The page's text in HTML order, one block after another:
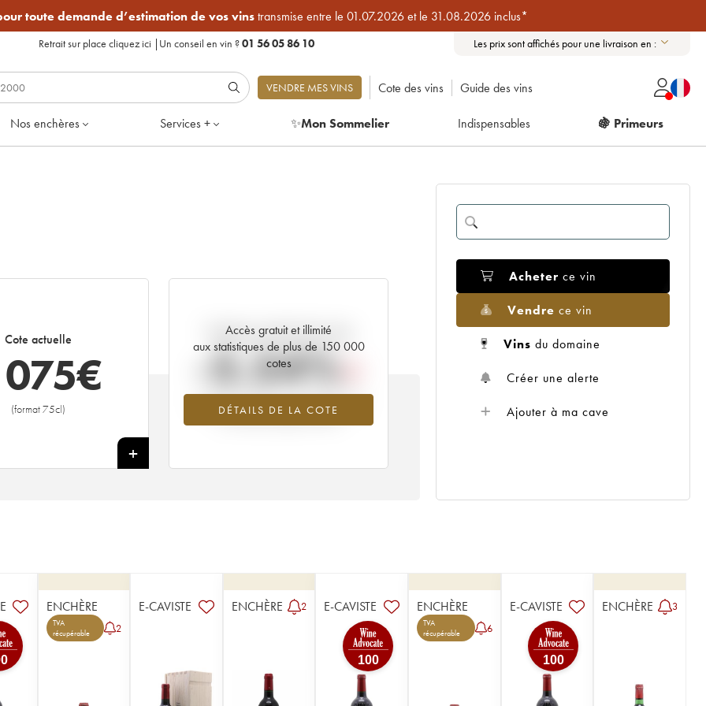
toute demande d’estimation de vos vinstransmise entre le 01.07.2026 et le 31.08.2026 inclus*
Retrait sur place cliquez ici | Un conseil en vin ?01 56 05 86 10 Les prix sont affichés pour une livraison en :
VENDRE MES VINS Cote des vins Guide des vins
Nos enchères Services + ✨Mon Sommelier Indispensables 🍇 Primeurs
Cote actuelle
€
(format 75cl)
+
Accès gratuit et illimité
aux statistiques de plus de 150 000
cotes
DÉTAILS DE LA COTE
Tendance actuelle de la cote
-5.54%
Tendance à la baisse du millésime 2015
en 2026 par rapport à 2025
Acheter ce vin
Vendre ce vin
Vins du domaine
Créer une alerte
Ajouter à ma cave
ENCHÈRE
TVA
récupérable
2
E-CAVISTE ENCHÈRE 2 E-CAVISTE
100
ENCHÈRE
TVA
récupérable
6
E-CAVISTE
100
ENCHÈRE 3